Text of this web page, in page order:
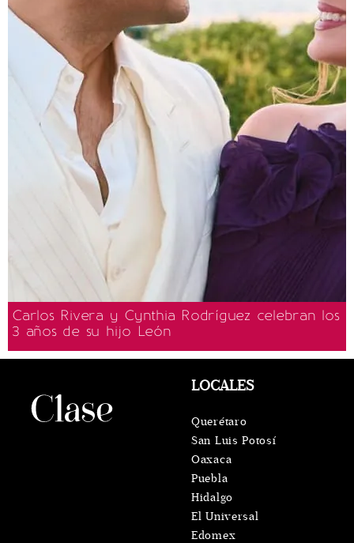
Carlos Rivera y Cynthia Rodríguez celebran los
3 años de su hijo León
LOCALES
Querétaro
San Luis Potosí
Oaxaca
Puebla
Hidalgo
El Universal
Edomex